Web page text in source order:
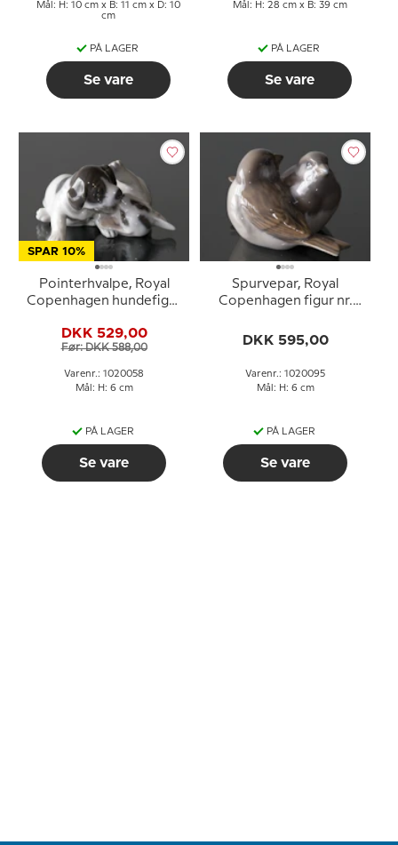
Mål: H: 10 cm x B: 11 cm x D: 10
cm
PÅ LAGER
Se vare
Mål: H: 28 cm x B: 39 cm
PÅ LAGER
Se vare
SPAR 10%
Pointerhvalpe, Royal
Copenhagen hundefigur
DKK 529,00
Før: DKK 588,00
Varenr.: 1020058
Mål: H: 6 cm
PÅ LAGER
Se vare
Spurvepar, Royal
Copenhagen figur nr.
DKK 595,00
Varenr.: 1020095
Mål: H: 6 cm
PÅ LAGER
Se vare